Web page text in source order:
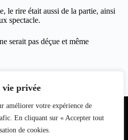
vie privée
améliorer votre expérience de
En cliquant sur « Accepter tout
de cookies.
le rire était aussi de la partie, ainsi
spectacle.
serait pas déçue et même
du
Contact Partenariat
nfo
pectacle